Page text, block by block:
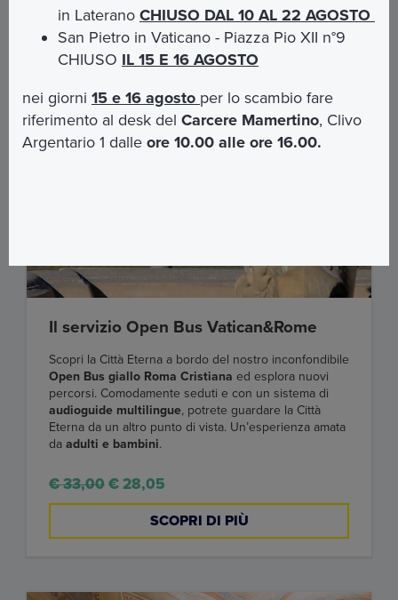
Il servizio Open Bus Vatican&Rome
Scopri la Città Eterna a bordo del nostro inconfondibile
Open Bus giallo Roma Cristiana ed esplora nuovi
percorsi. Comodamente seduti e con un sistema di
audioguide multilingue, potrete guardare la Città
Eterna da un altro punto di vista. Un’esperienza amata
da adulti e bambini.
€ 33,00€ 28,05
SCOPRI DI PIÙ
in LateranoCHIUSO DAL 10 AL 22 AGOSTO
San Pietro in Vaticano - Piazza Pio XII n°9
CHIUSO IL 15 E 16 AGOSTO
nei giorni15 e 16 agosto per lo scambio fare
riferimento al desk delCarcere Mamertino, Clivo
Argentario 1 dalleore 10.00 alle ore 16.00.